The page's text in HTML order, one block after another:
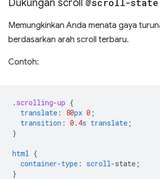
Dukungan scroll @scroll-state
Memungkinkan Anda menata gaya
berdasarkan arah scroll terbaru.
Contoh:
. scrolling-up {
translate : 80px 0 ;
transition : 0.4s translate ;
}
html {
container-type : scroll-state ;
}